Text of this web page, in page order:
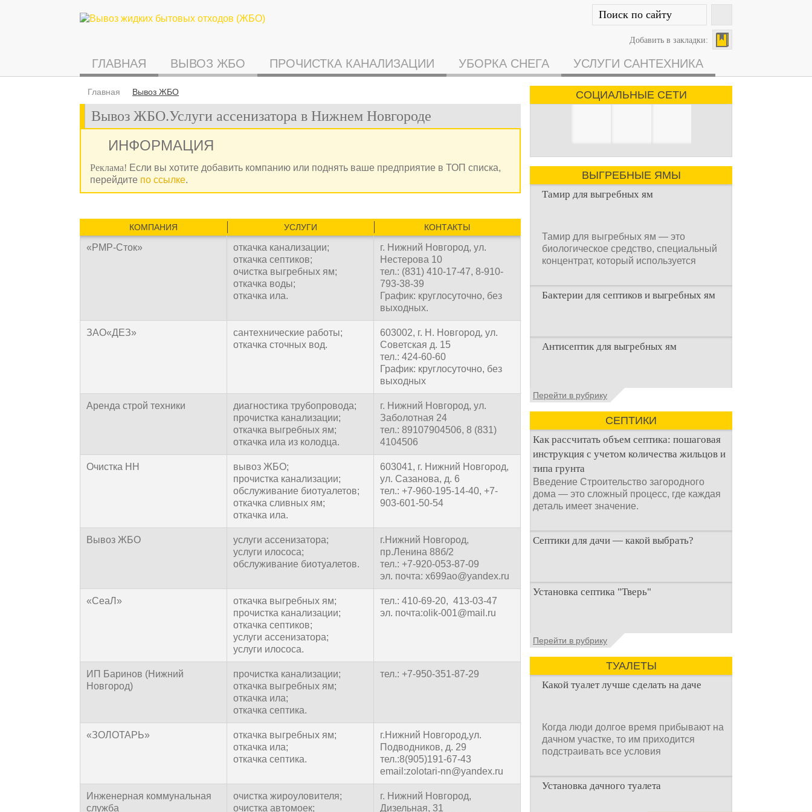
Добавить в закладки:
ГЛАВНАЯ ВЫВОЗ ЖБО ПРОЧИСТКА КАНАЛИЗАЦИИ УБОРКА СНЕГА УСЛУГИ САНТЕХНИКА
Главная Вывоз ЖБО
Вывоз ЖБО.Услуги ассенизатора в Нижнем Новгороде
ИНФОРМАЦИЯ
Реклама! Если вы хотите добавить компанию или поднять ваше предприятие в ТОП списка,
перейдите по ссылке.
КОМПАНИЯ УСЛУГИ КОНТАКТЫ
«РМР-Сток»
откачка канализации;
откачка септиков;
очистка выгребных ям;
откачка воды;
откачка ила.
г. Нижний Новгород, ул.
Нестерова 10
тел.: (831) 410-17-47, 8-910-
793-38-39
График: круглосуточно, без
выходных.
ЗАО«ДЕЗ»
сантехнические работы;
откачка сточных вод.
603002, г. Н. Новгород, ул.
Советская д. 15
тел.: 424-60-60
График: круглосуточно, без
выходных
Аренда строй техники
диагностика трубопровода;
прочистка канализации;
откачка выгребных ям;
откачка ила из колодца.
г. Нижний Новгород, ул.
Заболотная 24
тел.: 89107904506, 8 (831)
4104506
Очистка НН
вывоз ЖБО;
прочистка канализации;
обслуживание биотуалетов;
откачка сливных ям;
откачка ила.
603041, г. Нижний Новгород,
ул. Сазанова, д. 6
тел.: +7-960-195-14-40, +7-
903-601-50-54
Вывоз ЖБО
услуги ассенизатора;
услуги илососа;
обслуживание биотуалетов.
г.Нижний Новгород,
пр.Ленина 88б/2
тел.: +7-920-053-87-09
эл. почта: x699ao@yandex.ru
«СеаЛ»
откачка выгребных ям;
прочистка канализации;
откачка септиков;
услуги ассенизатора;
услуги илососа.
тел.: 410-69-20, 413-03-47
эл. почта:olik-001@mail.ru
ИП Баринов (Нижний
Новгород)
прочистка канализации;
откачка выгребных ям;
откачка ила;
откачка септика.
тел.: +7-950-351-87-29
«ЗОЛОТАРЬ»
откачка выгребных ям;
откачка ила;
откачка септика.
г.Нижний Новгород,ул.
Подводников, д. 29
тел.:8(905)191-67-43
email:zolotari-nn@yandex.ru​
Инженерная коммунальная
служба
очистка жироуловителя;
очистка автомоек;
г. Нижний Новгород,
Дизельная, 31
СОЦИАЛЬНЫЕ СЕТИ
ВЫГРЕБНЫЕ ЯМЫ
Тамир для выгребных ям
Тамир для выгребных ям — это
биологическое средство, специальный
концентрат, который используется
Бактерии для септиков и выгребных ям
Очистка канализационного стока или
выгребной ямой всегда являлась не
Антисептик для выгребных ям
Общие сведения об антисептиках
Антисептик для выгребных ям – это
специальные препараты, которые
Перейти в рубрику
СЕПТИКИ
Как рассчитать объем септика: пошаговая
инструкция с учетом количества жильцов и
типа грунта
Введение Строительство загородного
дома — это сложный процесс, где каждая
деталь имеет значение.
Септики для дачи — какой выбрать?
При строительстве дачи одной из
первоочередных задач становится
Установка септика "Тверь"
Установка септика Тверь - важнейший
аспект утилизации сточных вод в частных
домах и на загородных
Перейти в рубрику
ТУАЛЕТЫ
Какой туалет лучше сделать на даче
Когда люди долгое время прибывают на
дачном участке, то им приходится
подстраивать все условия
Установка дачного туалета